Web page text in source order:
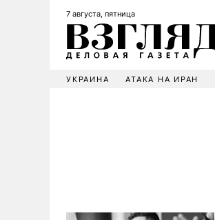
7 августа, пятница
УКРАИНА АТАКА НА ИРАН